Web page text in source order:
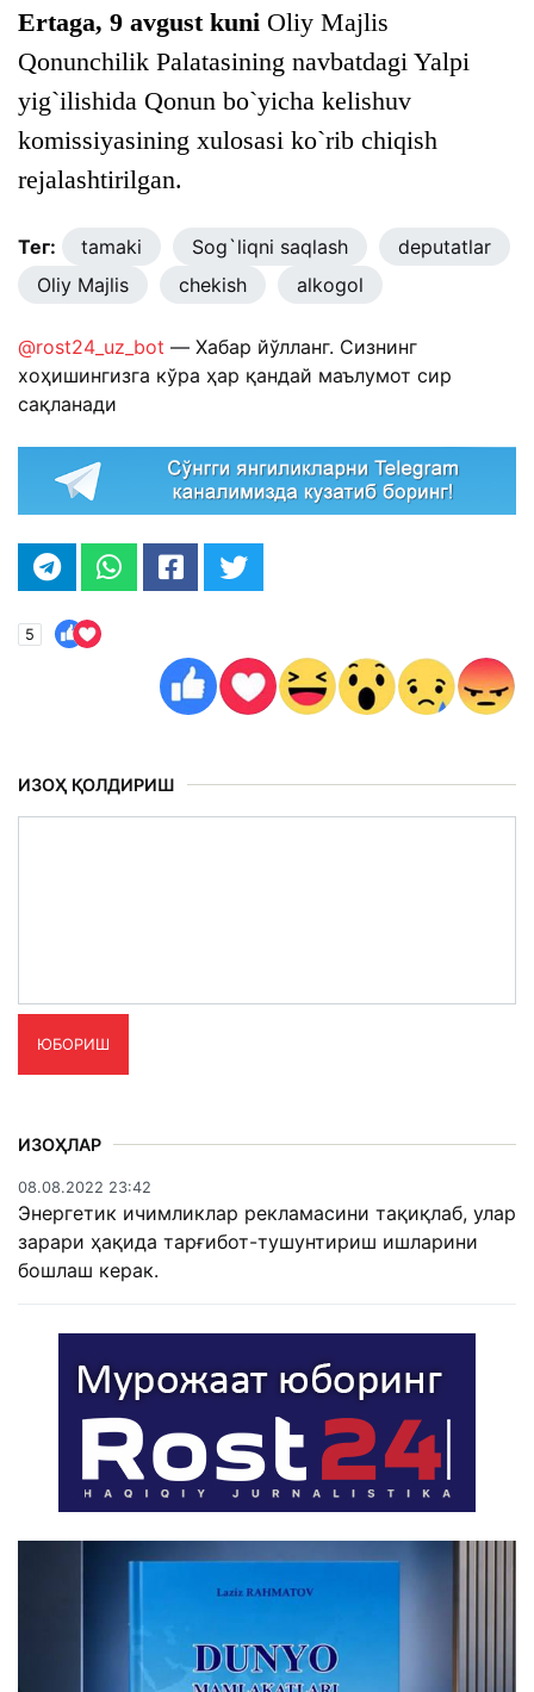
Ertaga, 9 avgust kuni Oliy Majlis
Qonunchilik Palatasining navbatdagi Yalpi
yig`ilishida Qonun bo`yicha kelishuv
komissiyasining xulosasi ko`rib chiqish
rejalashtirilgan.
Тег: tamaki Sog`liqni saqlash
deputatlar
Oliy Majlis
chekish alkogol
@rost24_uz_bot — Хабар йўлланг. Сизнинг
хоҳишингизга кўра ҳар қандай маълумот сир
сақланади
5
ИЗОҲ ҚОЛДИРИШ
ЮБОРИШ
ИЗОҲЛАР
08.08.2022 23:42
Энергетик ичимликлар рекламасини тақиқлаб, улар
зарари ҳақида тарғибот-тушунтириш ишларини
бошлаш керак.